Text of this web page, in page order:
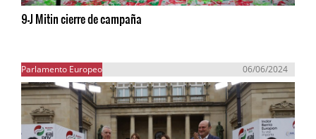
9-J Mitin cierre de campaña
Parlamento Europeo 06/06/2024